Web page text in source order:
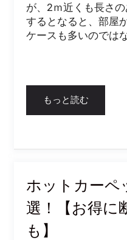
が、2ｍ近くも長さ
するとなると、部屋
ケースも多いのでは
もっと読む
ホットカーペ
選！【お得に
も】